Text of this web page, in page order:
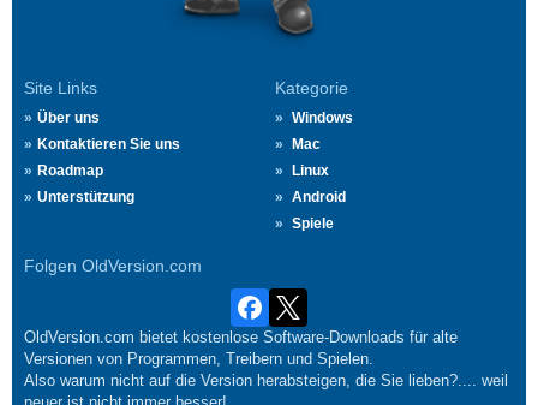
Site Links
Über uns
Kontaktieren Sie uns
Roadmap
Unterstützung
Kategorie
Windows
Mac
Linux
Android
Spiele
Folgen OldVersion.com
OldVersion.com bietet kostenlose Software-Downloads für alte
Versionen von Programmen, Treibern und Spielen.
Also warum nicht auf die Version herabsteigen, die Sie lieben?.... weil